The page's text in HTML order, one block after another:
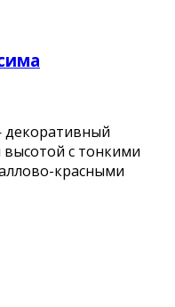
декоративный
с тонкими
красными